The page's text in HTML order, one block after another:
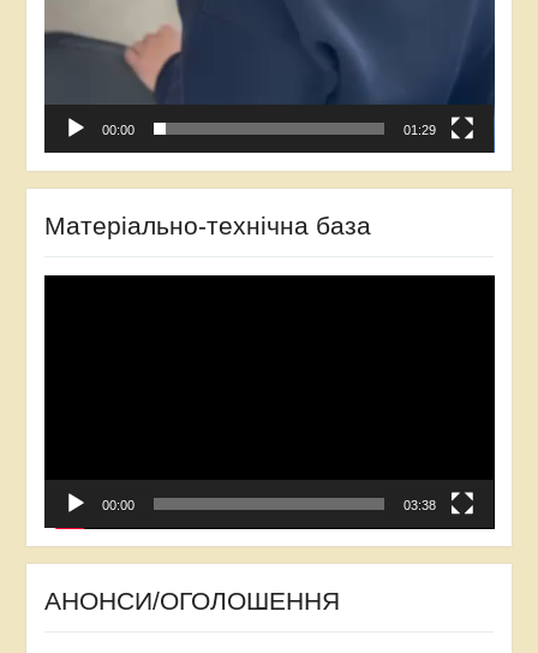
00:00 01:29
Матеріально-технічна база
00:00 03:38
АНОНСИ/ОГОЛОШЕННЯ